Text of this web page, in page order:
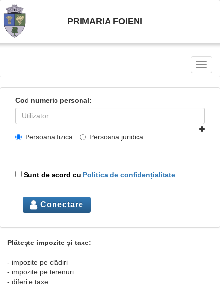
PRIMARIA FOIENI
Cod numeric personal:
Persoană fizică Persoană juridică
Sunt de acord cu Politica de confidențialitate
Conectare
Plătește impozite și taxe:
- impozite pe clădiri
- impozite pe terenuri
- diferite taxe